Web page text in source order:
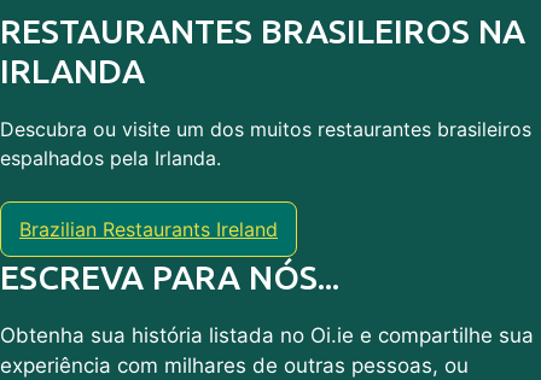
RESTAURANTES BRASILEIROS NA
IRLANDA
Descubra ou visite um dos muitos restaurantes brasileiros
espalhados pela Irlanda.
Brazilian Restaurants Ireland
ESCREVA PARA NÓS...
Obtenha sua história listada no Oi.ie e compartilhe sua
experiência com milhares de outras pessoas, ou